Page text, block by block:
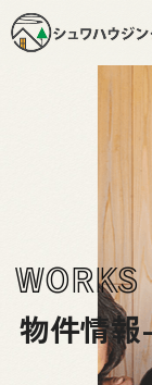
WORKS
物件情